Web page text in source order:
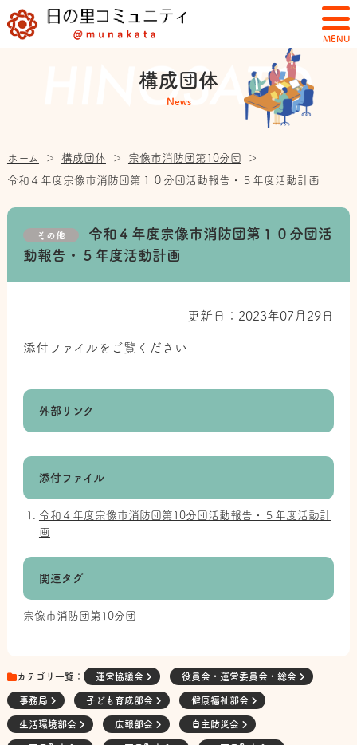
MENU
構成団体
News
ホーム ＞ 構成団体 ＞ 宗像市消防団第10分団
＞
令和４年度宗像市消防団第１０分団活動報告・５年度活動計画
その他
令和４年度宗像市消防団第１０分団活
動報告・５年度活動計画
更新日：2023年07月29日
添付ファイルをご覧ください
外部リンク
添付ファイル
令和４年度宗像市消防団第10分団活動報告・５年度活動計
画
関連タグ
宗像市消防団第10分団
カテゴリ一覧： 運営協議会 役員会・運営委員会・総会
事務局 子ども育成部会 健康福祉部会
生活環境部会 広報部会 自主防災会